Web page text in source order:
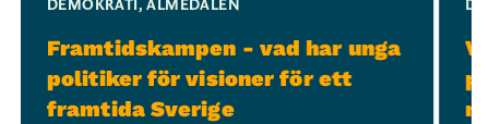
DEMOKRATI,ALMEDALEN
Framtidskampen - vad har unga
politiker för visioner för ett
framtida Sverige